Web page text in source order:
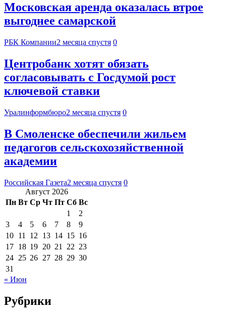
Московская аренда оказалась втрое
выгоднее самарской
РБК Компании2 месяца спустя 0
Центробанк хотят обязать
согласовывать с Госдумой рост
ключевой ставки
Уралинформбюро2 месяца спустя 0
В Смоленске обеспечили жильем
педагогов сельскохозяйственной
академии
Российская Газета2 месяца спустя 0
Август 2026
Пн Вт Ср Чт Пт Сб Вс
1
2
3
4 5 6 7 8
9
10 11 12 13 14 15 16
17 18 19 20 21 22 23
24 25 26 27 28 29 30
31
« Июн
Рубрики